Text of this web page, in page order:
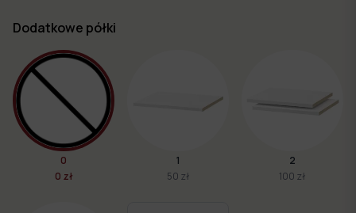
Dodatkowe półki
0
0 zł
1
50 zł
2
100 zł